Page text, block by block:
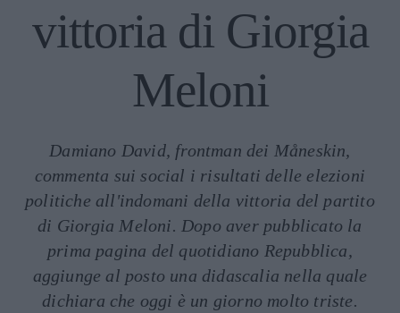
vittoria di Giorgia
Meloni
Damiano David, frontman dei Måneskin,
commenta sui social i risultati delle elezioni
politiche all'indomani della vittoria del partito
di Giorgia Meloni. Dopo aver pubblicato la
prima pagina del quotidiano Repubblica,
aggiunge al posto una didascalia nella quale
dichiara che oggi è un giorno molto triste.